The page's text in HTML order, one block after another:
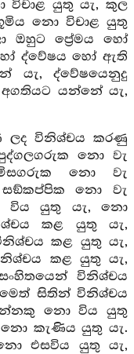
විචාළ යුතු යැ, කුල
නො විචාළ යුතු
ඔහුට ප්‍රේමය හෝ
ද්වේෂය හෝ ඇති
යැ, ද්වේෂයෙනුදු
යන්නේ යැ,
ලද විනිශ්චය කරණු
නො වැ
නො වැ
සඞ්කප්පික නො වැ
විය යුතු යැ, නො
කළ යුතු යැ,
කළ යුතු යැ,
කළ යුතු යැ,
විනිශ්චය
සිතින් විනිශ්චය
නො විය යුතු
නො කැණිය යුතු යැ.
එසවිය යුතු යැ,